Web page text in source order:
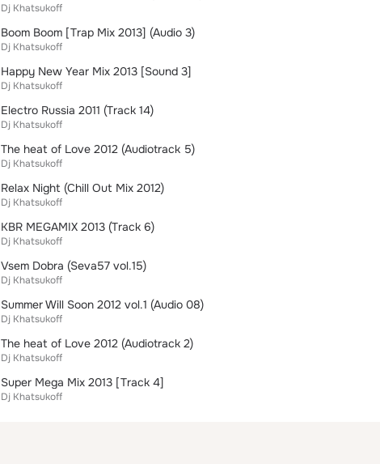
Dj Khatsukoff
Boom Boom [Trap Mix 2013] (Audio 3)
Dj Khatsukoff
Happy New Year Mix 2013 [Sound 3]
Dj Khatsukoff
Electro Russia 2011 (Track 14)
Dj Khatsukoff
The heat of Love 2012 (Audiotrack 5)
Dj Khatsukoff
Relax Night (Chill Out Mix 2012)
Dj Khatsukoff
KBR MEGAMIX 2013 (Track 6)
Dj Khatsukoff
Vsem Dobra (Seva57 vol.15)
Dj Khatsukoff
Summer Will Soon 2012 vol.1 (Audio 08)
Dj Khatsukoff
The heat of Love 2012 (Audiotrack 2)
Dj Khatsukoff
Super Mega Mix 2013 [Track 4]
Dj Khatsukoff